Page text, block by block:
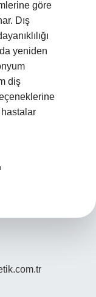
göre
Dış
yeniden
diş
hastalar